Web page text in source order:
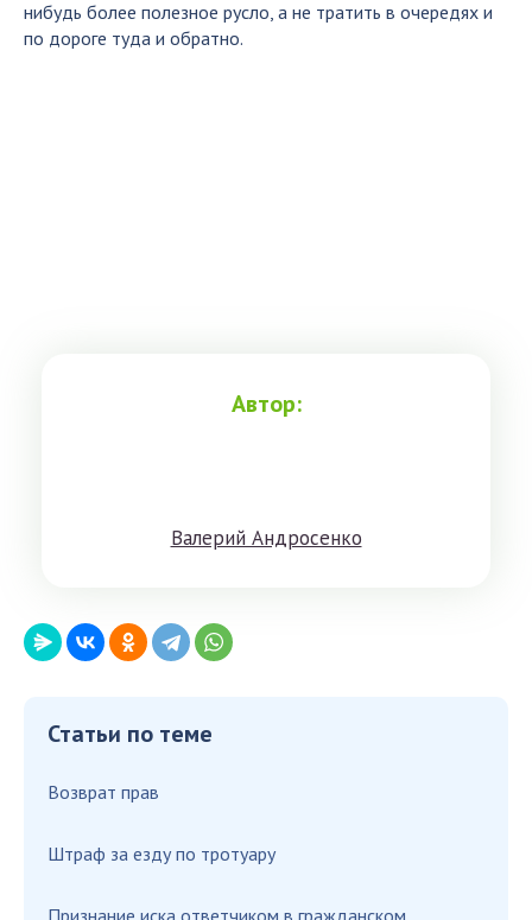
нибудь более полезное русло, а не тратить в очередях и
по дороге туда и обратно.
Автор:
Вaлeрий Aндрoсенко
Статьи по теме
Возврат прав
Штраф за езду по тротуару
Признание иска ответчиком в гражданском